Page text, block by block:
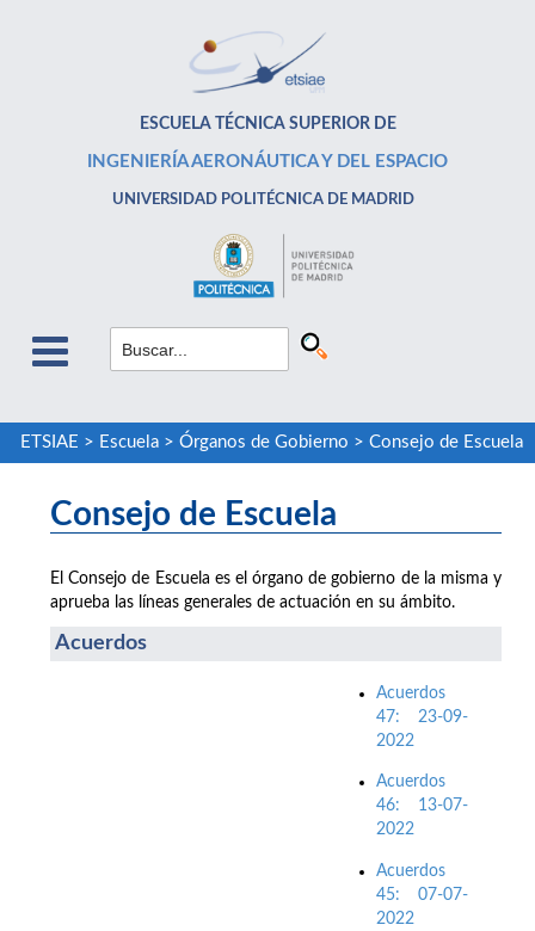
ESCUELA TÉCNICA SUPERIOR DE
INGENIERÍA AERONÁUTICA Y DEL ESPACIO
UNIVERSIDAD POLITÉCNICA DE MADRID
ETSIAE > Escuela> Órganos de Gobierno > Consejo de Escuela
Consejo de Escuela
El Consejo de Escuela es el órgano de gobierno de la misma y
aprueba las líneas generales de actuación en su ámbito.
Acuerdos
Acuerdos
47: 23-09-
2022
Acuerdos
46: 13-07-
2022
Acuerdos
45: 07-07-
2022